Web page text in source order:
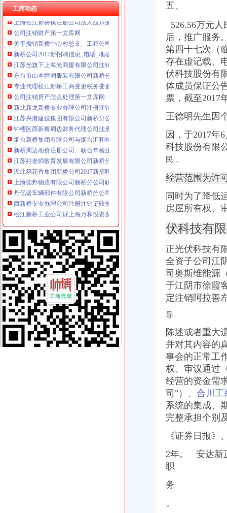
工商动态
上海松江新桥镇注册公司法人股东变更公司注销找卢会计-上海58同城
公司注销财产第一文库网
关于撤销新桥中心村总支、工程公司支部的通知
新桥公司2017新招聘信息_电话_地址-58企业名录
江苏光旗下上海光商厦有限公司注销_江苏光（）股吧_
东台市山本恒润服装有限公司新桥分公司联系方式_信用报告_工商信息
专业代理松江新桥工商变更税务变更公司注销找安诚梅莹-上海58同城
公司注销房产怎么处理第一文库网
新北新龙新桥专业办理公司注册注销记账报税刻章变更等-常州58同城
江苏兴港建设集团有限公司新桥分公司联系方式_信用报告_工商信息-
钟楼区西新桥周边财务代理公司注册提供地址注销变更-常州58同城
烟台新桥集团有限公司与烟台汇和丝绸有限公司、烟台天启丝绸有限责
新桥周边地价注册公司、联合年检注销-找安诚财务小王-上海58同城
江苏好老师教育发展有限公司新桥分公司2017新招聘信息_电话_地
湖北稻花香集团新桥公司2017新招聘信息_电话_地址-58企业名录
上海德邦物流有限公司新桥分公司联系方式_信用报告_工商信息-启信宝
丹亿诺车辆部件有限公司新桥分公司联系方式_信用报告_工商信息-
西新桥专业办理公司注册注销记账报税找安诚刘会计-常州58同城
松江新桥工业公司诉上海万和投资发展有限公司-判裁案例-110网
四川华澳新桥集团有限公司_【工商信息_电话地址_注册信息_信用信息
宝安新桥一般纳科人代理记帐小规模公司代理记账【今日推荐网-深圳
吸收合并公告（）-新闻频道-和讯网
宝安新桥街道公司注册财务代理,做帐报税,工商注册【今日推荐网-
【新北三井新桥周边公司注册变更注销代理记账代办刻章】-新北三井
【重庆新桥公司资质认证|企业资质认证|企业认证网】-重庆赶集网
【重庆新桥外资公司注册|香港公司注册|离岸公司注册】-重庆赶集网
衡山县材公司新桥店_【信用信息_诉讼信息_财务信息_注册信息_
【上海新桥审计代理|代办审计】-上海赶集网
盐城悦泰电子有限公司新桥制造厂
【上海新桥专项审计|专项审批|工商专项审批】-上海赶集网
关于撤销中国人寿保险股份有限公司温州市瓯海区支公司新桥街道营
沙井街道新桥公司注册一把手办理-发好啦
【58同城】上海松江新桥香港公司注册_注册香港公司_离岸公司注册
[公告]四环生物：关于公司新桥镇圩里村土地回收及地上建筑物拆迁补
上海验资：松江新桥注册公司变更年检安诚陈婷一直在等你-上海爱问
【58同城】新桥税务咨询热线_新桥税务咨询公司_新桥税务咨询服务
温州市亮洁洗涤服务有限公司新桥服务部_【信用信息_诉讼信息_财务
常熟市农业生产资料有限公司新桥配送中心_【电话地址_招聘信息_注
四川乐山邦尔康农业开发有限公司新桥店_【电话地址_招聘信息_注册
北京旅游：百货商场分公司注销完毕_证券频道_全景网_资本市场第一
永煤公司新桥矿12月29日隔型三相异步电动机二次发布_中国招标网
柳州两面针股份有限公司关于子公司完成注销登记的公告-保险频道-和
五、
526.56万元
后，推广服务
第四十七次（
存在虚记载、
伏科技股份有
体成员保证公
票，截至2017
王德明先生因
因，于2017年
科技股份有限
民，
经营范围为许
同时为了降低
房屋所有权、
伏科技有
正光伏科技有
全资子公司江
司奥斯维能源
于江阴市徐霞
定注销阿拉善
导
陈述或者重大
并对其内容的
事会的正常工
权、审议通过
经营的资金需
司"）、 合川工
系统的集成、
完整承担个别
《证券日报》
2年。 安达新
职
务
。